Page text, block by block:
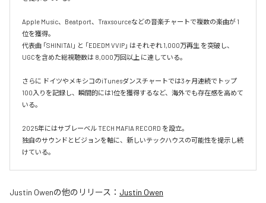
Apple Music、Beatport、Traxsourceなどの音楽チャートで複数の楽曲が 1
位を獲得。
代表曲 「SHINITAI」 と 「EDEDM VVIP」 はそれぞれ 1,000万再生 を突破し、
UGCを含めた総視聴数は 8,000万回以上 に達している。
さらに ドイツやメキシコのiTunesダンスチャートでは3ヶ月連続でトップ
100入りを記録し、瞬間的には1位を獲得するなど、海外でも存在感を高めて
いる。
2025年にはサブレーベル TECH MAFIA RECORD を設立。
独自のサウンドとビジョンを軸に、新しいテックハウスの可能性を提示し続
けている。
Justin Owenの他のリリース： Justin Owen